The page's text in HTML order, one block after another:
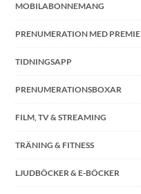
MOBILABONNEMANG
PRENUMERATION MED PREMIE
TIDNINGSAPP
PRENUMERATIONSBOXAR
FILM, TV & STREAMING
TRÄNING & FITNESS
LJUDBÖCKER & E-BÖCKER